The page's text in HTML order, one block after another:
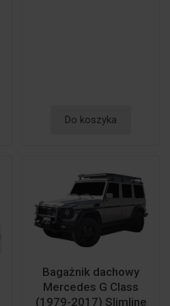
Do koszyka
Bagażnik dachowy
Mercedes G Class
(1979-2017) Slimline